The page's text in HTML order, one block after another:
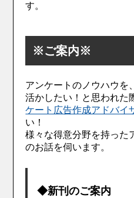
す。
※ご案内※
アンケートのノウハウを
活かしたい！と思われた
ケート広告作成アドバイ
い！
様々な得意分野を持った
のお話を伺います。
◆新刊のご案内